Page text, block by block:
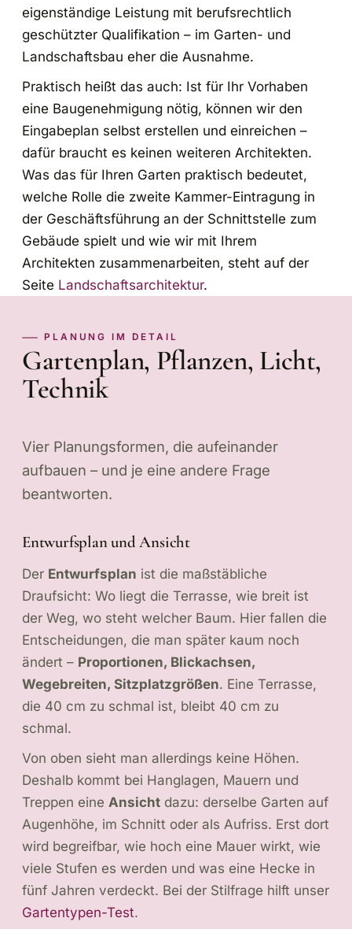
eigenständige Leistung mit berufsrechtlich
geschützter Qualifikation – im Garten- und
Landschaftsbau eher die Ausnahme.
Praktisch heißt das auch: Ist für Ihr Vorhaben
eine Baugenehmigung nötig, können wir den
Eingabeplan selbst erstellen und einreichen –
dafür braucht es keinen weiteren Architekten.
Was das für Ihren Garten praktisch bedeutet,
welche Rolle die zweite Kammer-Eintragung in
der Geschäftsführung an der Schnittstelle zum
Gebäude spielt und wie wir mit Ihrem
Architekten zusammenarbeiten, steht auf der
Seite Landschaftsarchitektur.
PLANUNG IM DETAIL
Gartenplan, Pflanzen, Licht,
Technik
Vier Planungsformen, die aufeinander
aufbauen – und je eine andere Frage
beantworten.
Entwurfsplan und Ansicht
Der Entwurfsplan ist die maßstäbliche
Draufsicht: Wo liegt die Terrasse, wie breit ist
der Weg, wo steht welcher Baum. Hier fallen die
Entscheidungen, die man später kaum noch
ändert – Proportionen, Blickachsen,
Wegebreiten, Sitzplatzgrößen. Eine Terrasse,
die 40 cm zu schmal ist, bleibt 40 cm zu
schmal.
Von oben sieht man allerdings keine Höhen.
Deshalb kommt bei Hanglagen, Mauern und
Treppen eine Ansicht dazu: derselbe Garten auf
Augenhöhe, im Schnitt oder als Aufriss. Erst dort
wird begreifbar, wie hoch eine Mauer wirkt, wie
viele Stufen es werden und was eine Hecke in
fünf Jahren verdeckt. Bei der Stilfrage hilft unser
Gartentypen-Test.